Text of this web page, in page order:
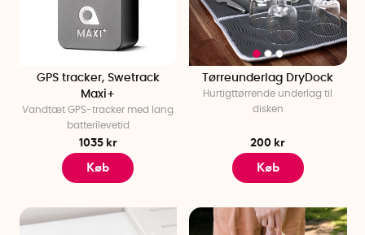
GPS tracker, Swetrack
Maxi+
Vandtæt GPS-tracker med lang
batterilevetid
1035 kr
Køb
Tørreunderlag DryDock
Hurtigttørrende underlag til
disken
200 kr
Køb